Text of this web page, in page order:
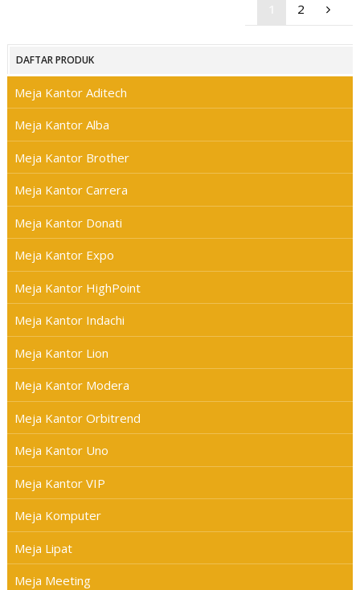
2
DAFTAR PRODUK
Meja Kantor Aditech
Meja Kantor Alba
Meja Kantor Brother
Meja Kantor Carrera
Meja Kantor Donati
Meja Kantor Expo
Meja Kantor HighPoint
Meja Kantor Indachi
Meja Kantor Lion
Meja Kantor Modera
Meja Kantor Orbitrend
Meja Kantor Uno
Meja Kantor VIP
Meja Komputer
Meja Lipat
Meja Meeting